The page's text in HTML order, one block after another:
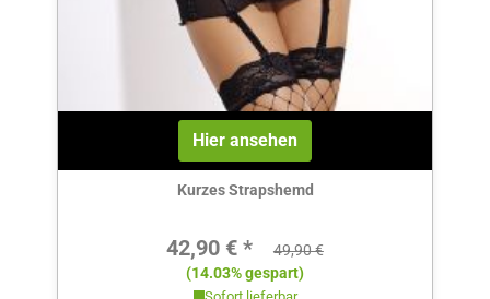
Hier ansehen
Kurzes Strapshemd
Verkaufspreis:
42,90 € * Regulärer Preis:
49,90 €
(14.03% gespart)